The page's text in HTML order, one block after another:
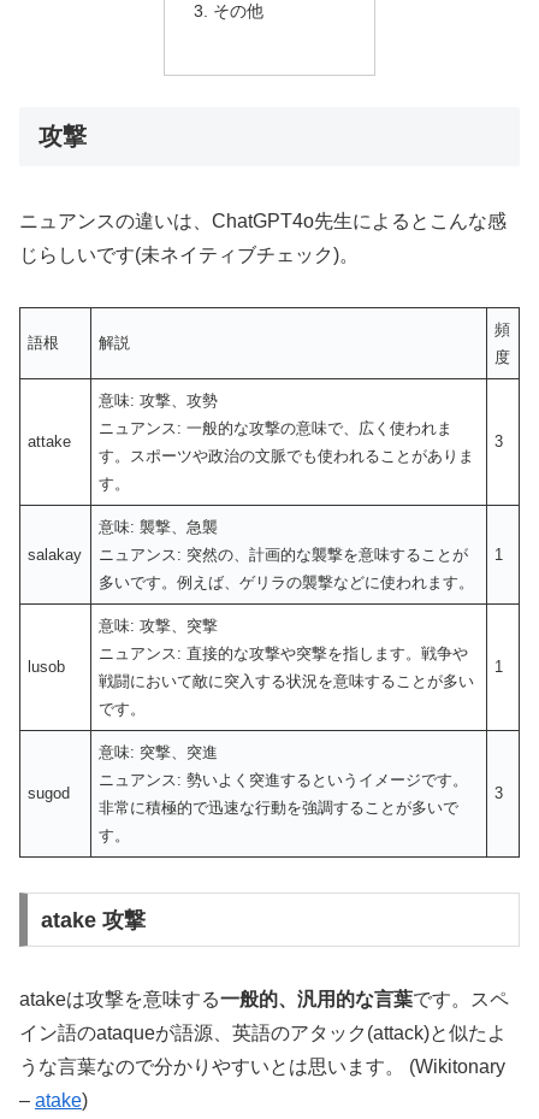
その他
攻撃
ニュアンスの違いは、ChatGPT4o先生によるとこんな感
じらしいです(未ネイティブチェック)。
語根 解説
頻
度
attake
意味: 攻撃、攻勢
ニュアンス: 一般的な攻撃の意味で、広く使われま
す。スポーツや政治の文脈でも使われることがありま
す。
3
salakay
意味: 襲撃、急襲
ニュアンス: 突然の、計画的な襲撃を意味することが
多いです。例えば、ゲリラの襲撃などに使われます。
1
lusob
意味: 攻撃、突撃
ニュアンス: 直接的な攻撃や突撃を指します。戦争や
戦闘において敵に突入する状況を意味することが多い
です。
1
sugod
意味: 突撃、突進
ニュアンス: 勢いよく突進するというイメージです。
非常に積極的で迅速な行動を強調することが多いで
す。
3
atake 攻撃
atakeは攻撃を意味する一般的、汎用的な言葉です。スペ
イン語のataqueが語源、英語のアタック(attack)と似たよ
うな言葉なので分かりやすいとは思います。 (Wikitonary
– atake)